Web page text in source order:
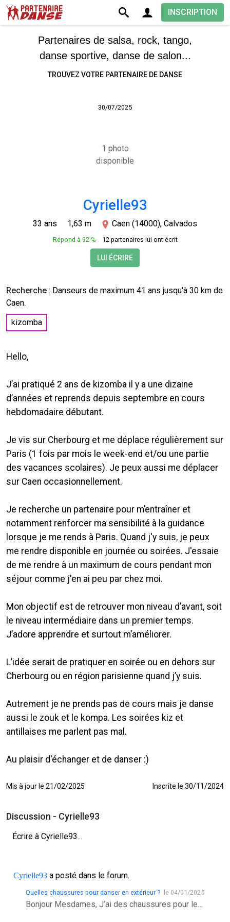
INSCRIPTION
Partenaires de salsa, rock, tango,
danse sportive, danse de salon...
TROUVEZ VOTRE PARTENAIRE DE DANSE
30/07/2025
1 photo
disponible
Cyrielle93
33 ans 1,63 m Caen (14000), Calvados
Répond à 92 % 12 partenaires lui ont écrit
LUI ÉCRIRE
Recherche : Danseurs de maximum 41 ans jusqu'à 30 km de
Caen.
kizomba
Hello,
J’ai pratiqué 2 ans de kizomba il y a une dizaine
d’années et reprends depuis septembre en cours
hebdomadaire débutant.
Je vis sur Cherbourg et me déplace régulièrement sur
Paris (1 fois par mois le week-end et/ou une partie
des vacances scolaires). Je peux aussi me déplacer
sur Caen occasionnellement.
Je recherche un partenaire pour m’entraîner et
notamment renforcer ma sensibilité à la guidance
lorsque je me rends à Paris. Quand j'y suis, je peux
me rendre disponible en journée ou soirées. J'essaie
de me rendre à un maximum de cours pendant mon
séjour comme j'en ai peu par chez moi.
Mon objectif est de retrouver mon niveau d’avant, soit
le niveau intermédiaire dans un premier temps.
J’adore apprendre et surtout m’améliorer.
L’idée serait de pratiquer en soirée ou en dehors sur
Cherbourg ou en région parisienne quand j’y suis.
Autrement je ne prends pas de cours mais je danse
aussi le zouk et le kompa. Les soirées kiz et
antillaises me parlent pas mal.
Au plaisir d'échanger et de danser :)
Mis à jour le 21/02/2025 Inscrite le 30/11/2024
Discussion - Cyrielle93
Écrire à Cyrielle93...
Cyrielle93 a posté dans le forum.
le 04/01/2025
Quelles chaussures pour danser en extérieur ?
Bonjour Mesdames, J’ai des chaussures pour les cours de kizomba qui sont en daim en dessous. Elles sont exclusivement faites